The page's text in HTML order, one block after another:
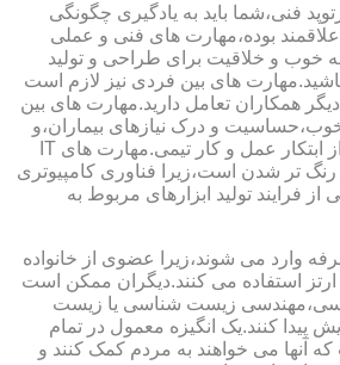
فنی،شما باید به یادگیری چگونگی
بوده،مهارت های فنی و عملی
و خلاقیت برای طراحی و تولید
های بین فردی نیز لازم است
همکاران تعامل دارید.مهارت های بین
خوب،حساسیت و درک نیازهای بیماران،و
همچنین توانایی استفاده از ابتکار عمل و کار تیمی.مهارت های IT
رنگ تر شدن است،زیرا فناوری کامپیوتری
فرایند تولید ابزارهای مربوط به
وارد می شوند،زیرا عضوی از خانواده
ارتز استفاده می کنند.دیگران ممکن است
زیست شناسی یا زیست
پیدا کنند.یک انگیزه معمول در تمام
که آنها می خواهند به مردم کمک کنند و